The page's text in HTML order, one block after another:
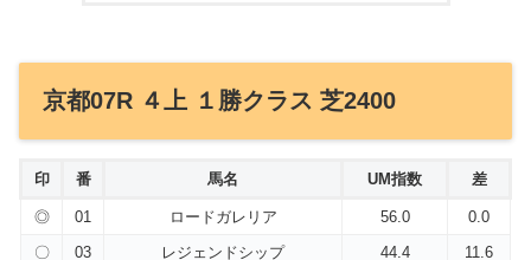
京都07R ４上 １勝クラス 芝2400
印 番 馬名 UM指数 差
◎ 01 ロードガレリア 56.0
0.0
〇
03 レジェンドシップ 44.4
11.6